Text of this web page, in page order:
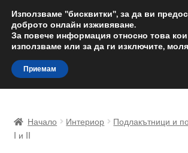
ДОСТАВКА от 12
Доставка по целия
Skip
to
navigation
Skip
to
content
Доставка по целия свят
Начало Интериор Подлакътници и
I и II
Използваме "бисквитки", за да ви
доброто онлайн изживяване.
За повече информация относно това
използваме или за да ги изключите,
Приемам